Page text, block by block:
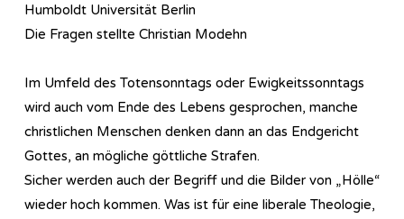
Humboldt Universität Berlin
Die Fragen stellte Christian Modehn
Im Umfeld des Totensonntags oder Ewigkeitssonntags
wird auch vom Ende des Lebens gesprochen, manche
christlichen Menschen denken dann an das Endgericht
Gottes, an mögliche göttliche Strafen.
Sicher werden auch der Begriff und die Bilder von „Hölle“
wieder hoch kommen. Was ist für eine liberale Theologie,